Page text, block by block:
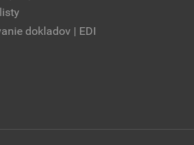
dokladov | EDI